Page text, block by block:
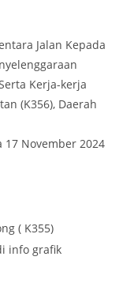
Jalan Kepada
Kerja-kerja
(K356), Daerah
17 November 2024
( K355)
info grafik